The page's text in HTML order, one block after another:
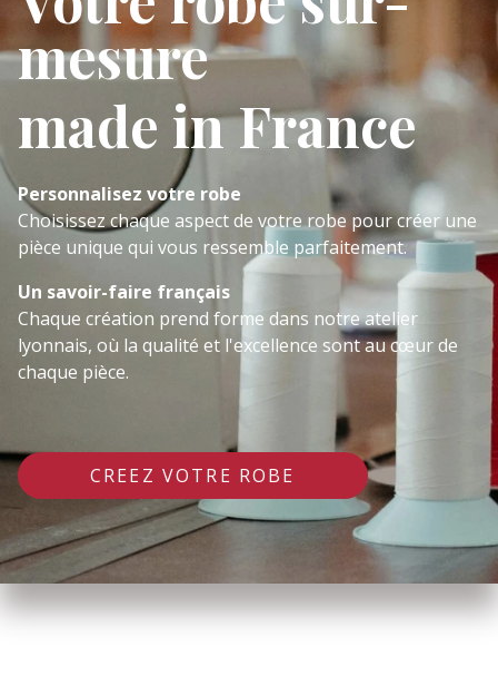
mesure
made in France
Personnalisez votre robe
Choisissez chaque aspect de votre robe pour créer une
pièce unique qui vous ressemble parfaitement.
Un savoir-faire français
Chaque création prend forme dans notre atelier
lyonnais, où la qualité et l'excellence sont au cœur de
chaque pièce.
CREEZ VOTRE ROBE